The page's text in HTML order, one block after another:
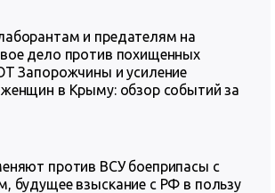
и предателям на
дело против похищенных
Запорожчины и усиление
в Крыму: обзор событий за
против ВСУ боеприпасы с
будущее взыскание с РФ в пользу